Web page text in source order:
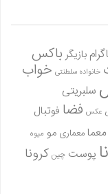
بازیگر باکس
خانواده سلطنتی خواب
سلبریتی
عکس فضا فوتبال
معمامعماری مو میوه
پوست چین کرونا